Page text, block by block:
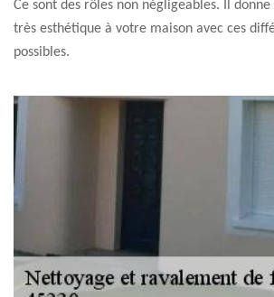
Ce sont des rôles non négligeables. Il
très esthétique à votre maison avec ces
possibles.